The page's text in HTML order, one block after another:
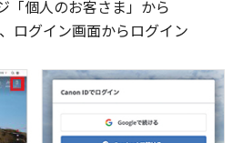
「個人のお客さま」から
ログイン画面からログイン